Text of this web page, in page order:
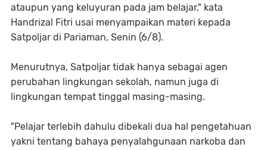
ataupun yang keluyuran pada jam belajar," kata
Handrizal Fitri usai menyampaikan materi kepada
Satpoljar di Pariaman, Senin (6/8).
Menurutnya, Satpoljar tidak hanya sebagai agen
perubahan lingkungan sekolah, namun juga di
lingkungan tempat tinggal masing-masing.
"Pelajar terlebih dahulu dibekali dua hal pengetahuan
yakni tentang bahaya penyalahgunaan narkoba dan